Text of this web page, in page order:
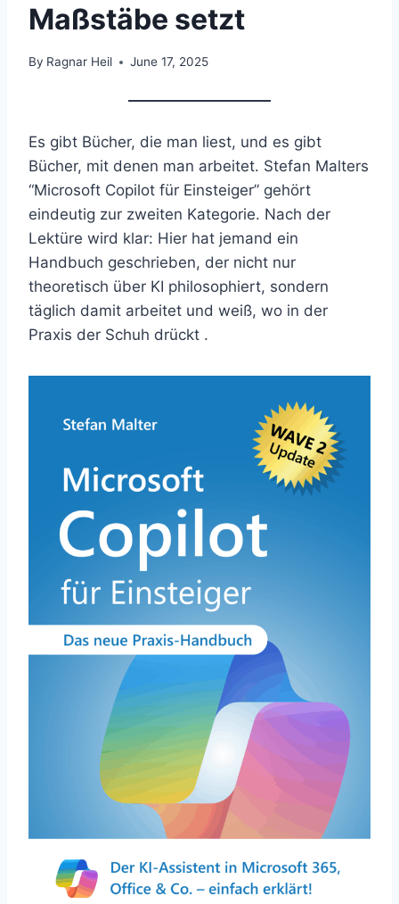
Maßstäbe setzt
By Ragnar Heil June 17, 2025
Es gibt Bücher, die man liest, und es gibt
Bücher, mit denen man arbeitet. Stefan Malters
“Microsoft Copilot für Einsteiger” gehört
eindeutig zur zweiten Kategorie. Nach der
Lektüre wird klar: Hier hat jemand ein
Handbuch geschrieben, der nicht nur
theoretisch über KI philosophiert, sondern
täglich damit arbeitet und weiß, wo in der
Praxis der Schuh drückt .